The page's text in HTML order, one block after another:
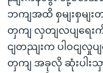
ဘကျအထိ စှမျးစှမျး
တှကျ လှတျလပျရေး
ငျတညျးက ပါဝငျ
တှကျ အခုလို ဆုံးပါးသှ